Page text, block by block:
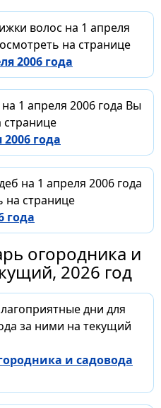
волос на 1 апреля
на странице
2006 года
1 апреля 2006 года Вы
года
на 1 апреля 2006 года
на странице
года
огородника и
2026 год
дни для
за ними на текущий
и садовода